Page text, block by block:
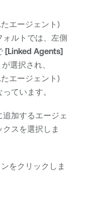
エージェント)
ルトでは、左側
[Linked Agents]
選択され、
エージェント)
ています。
加するエージェ
スを選択しま
をクリックしま